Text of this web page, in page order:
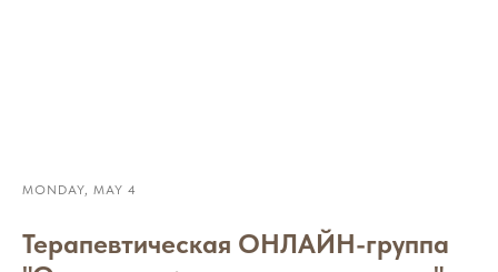
MONDAY, MAY 4
Терапевтическая ОНЛАЙН-группа